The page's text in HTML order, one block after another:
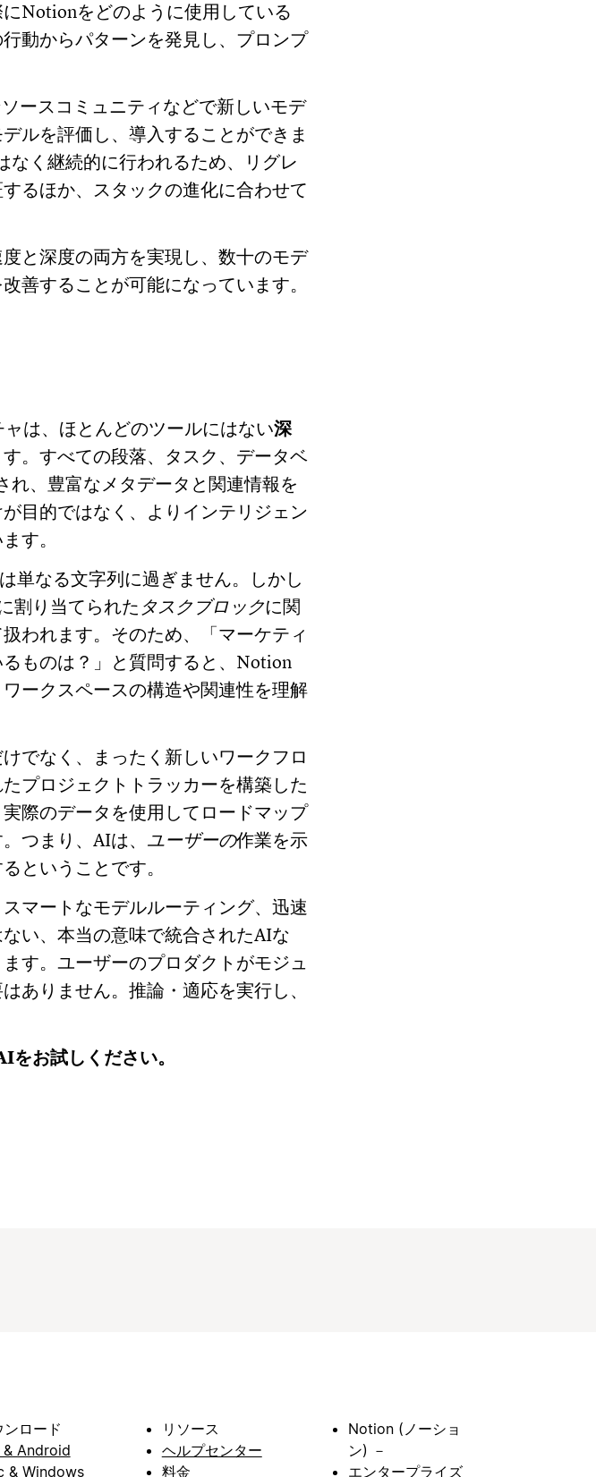
Notionをどのように使用している
動からパターンを発見し、プロンプ
ースコミュニティなどで新しいモデ
ルを評価し、導入することができま
なく継続的に行われるため、リグレ
るほか、スタックの進化に合わせて
と深度の両方を実現し、数十のモデ
善することが可能になっています。
は、ほとんどのツールにはない深
。すべての段落、タスク、データベ
れ、豊富なメタデータと関連情報を
目的ではなく、よりインテリジェン
す。
単なる文字列に過ぎません。しかし
割り当てられた タスクブロックに関
扱われます。そのため、「マーケティ
ものは？」と質問すると、Notion
ークスペースの構造や関連性を理解
でなく、まったく新しいワークフロ
プロジェクトトラッカーを構築した
際のデータを使用してロードマップ
つまり、AIは、 ユーザーの作業を示
ということです。
マートなモデルルーティング、迅速
い、本当の意味で統合されたAIな
す。ユーザーのプロダクトがモジュ
ありません。推論・適応を実行し、
お試しください。
ンロード
& Android
& Windows
リソース
ヘルプセンター
料金
Notion (ノーショ
ン) －
エンタープライズ